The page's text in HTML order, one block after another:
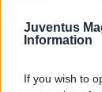
Juventus
Information
If you wish to
Ricciardi, Mosti,
All: Abate.
Pierobon,